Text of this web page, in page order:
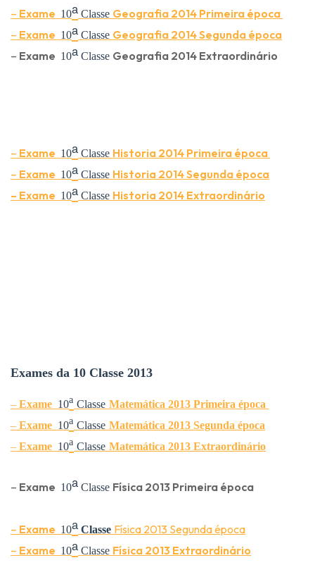
– Exame 10ᵃ Classe Geografia 2014 Primeira época
– Exame 10ᵃ Classe Geografia 2014 Segunda época
– Exame 10ᵃ Classe Geografia 2014 Extraordinário
– Exame 10ᵃ Classe Historia 2014 Primeira época
– Exame 10ᵃ Classe Historia 2014 Segunda época
– Exame 10ᵃ Classe Historia 2014 Extraordinário
Exames da 10 Classe 2013
– Exame 10ᵃ Classe Matemática 2013 Primeira época
– Exame 10ᵃ Classe Matemática 2013 Segunda época
– Exame 10ᵃ Classe Matemática 2013 Extraordinário
– Exame 10ᵃ Classe Física 2013 Primeira época
– Exame 10ᵃ Classe Física 2013 Segunda época
– Exame 10ᵃ Classe Física 2013 Extraordinário